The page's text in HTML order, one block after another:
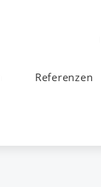
Referenzen